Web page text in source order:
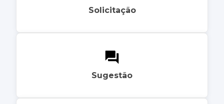
Solicitação
Sugestão